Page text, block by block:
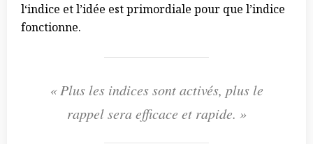
l‘indice et l’idée est primordiale pour que l’indice
fonctionne.
« Plus les indices sont activés, plus le
rappel sera efficace et rapide. »